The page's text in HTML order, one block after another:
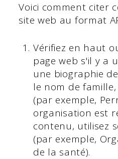
Voici comment citer
site web au format
Vérifiez en haut
page web s'il y a
une biographie
le nom de
(par exemple,
organisation est
contenu, utilisez
(par exemple,
de la santé).